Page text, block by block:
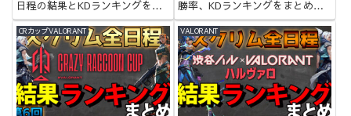
日程の結果とKDランキングをま
とめました
勝率、KDランキングをまとめま
した！
CRカップVALORANT VALORANT